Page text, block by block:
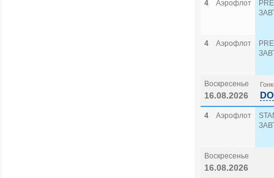
4 Аэрофлот
4 Аэрофлот
Воскресенье
16.08.2026
4 Аэрофлот
Воскресенье
16.08.2026